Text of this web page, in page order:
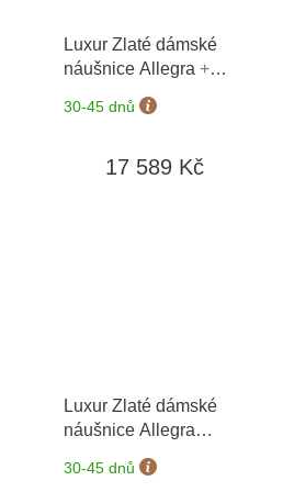
Luxur Zlaté dámské
náušnice Allegra +
možnost výměny do 90
dní
30-45 dnů
17 589 Kč
Luxur Zlaté dámské
náušnice Allegra
3884555-0-0-93
možnost výměny do 90
30-45 dnů